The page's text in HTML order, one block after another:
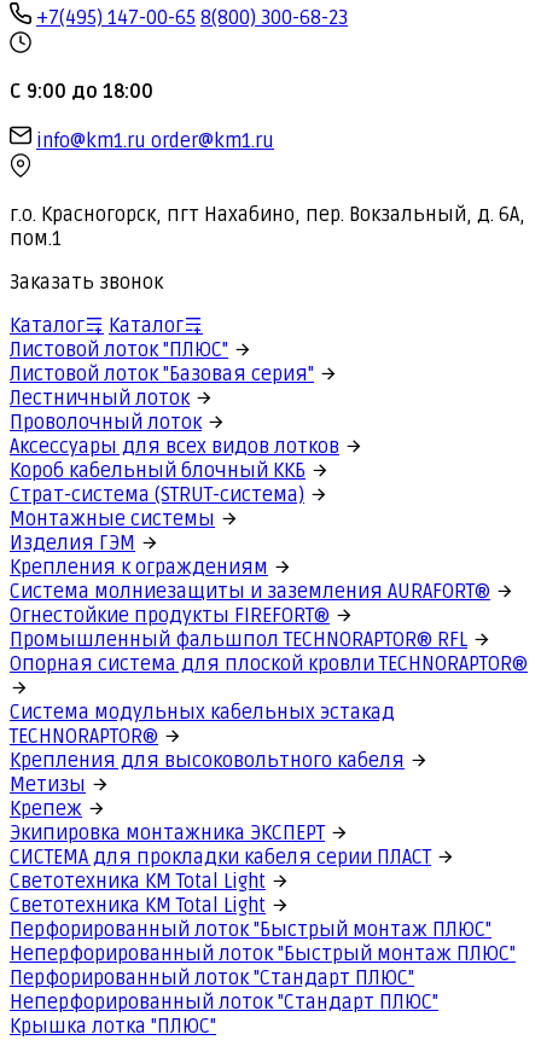
+7(495) 147-00-65 8(800) 300-68-23
С 9:00 до 18:00
info@km1.ru order@km1.ru
г.о. Красногорск, пгт Нахабино, пер. Вокзальный, д. 6А,
пом.1
Заказать звонок
Каталог
Каталог
Листовой лоток "ПЛЮС"
Листовой лоток "Базовая серия"
Лестничный лоток
Проволочный лоток
Аксессуары для всех видов лотков
Короб кабельный блочный ККБ
Страт-система (STRUT-система)
Монтажные системы
Изделия ГЭМ
Крепления к ограждениям
Система молниезащиты и заземления AURAFORT®
Огнестойкие продукты FIREFORT®
Промышленный фальшпол TECHNORAPTOR® RFL
Опорная система для плоской кровли TECHNORAPTOR®
Система модульных кабельных эстакад
TECHNORAPTOR®
Крепления для высоковольтного кабеля
Метизы
Крепеж
Экипировка монтажника ЭКСПЕРТ
СИСТЕМА для прокладки кабеля серии ПЛАСТ
Светотехника КМ Total Light
Светотехника КМ Total Light
Перфорированный лоток "Быстрый монтаж ПЛЮС"
Неперфорированный лоток "Быстрый монтаж ПЛЮС"
Перфорированный лоток "Стандарт ПЛЮС"
Неперфорированный лоток "Стандарт ПЛЮС"
Крышка лотка "ПЛЮС"